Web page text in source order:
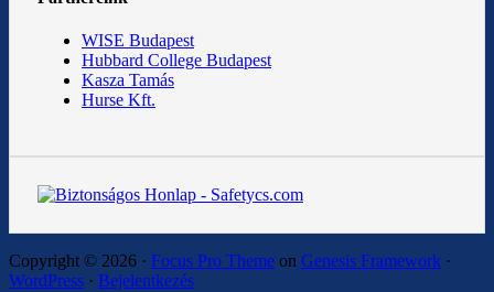
WISE Budapest
Hubbard College Budapest
Kasza Tamás
Hurse Kft.
Copyright © 2026 · Focus Pro Theme on Genesis Framework ·
WordPress · Bejelentkezés